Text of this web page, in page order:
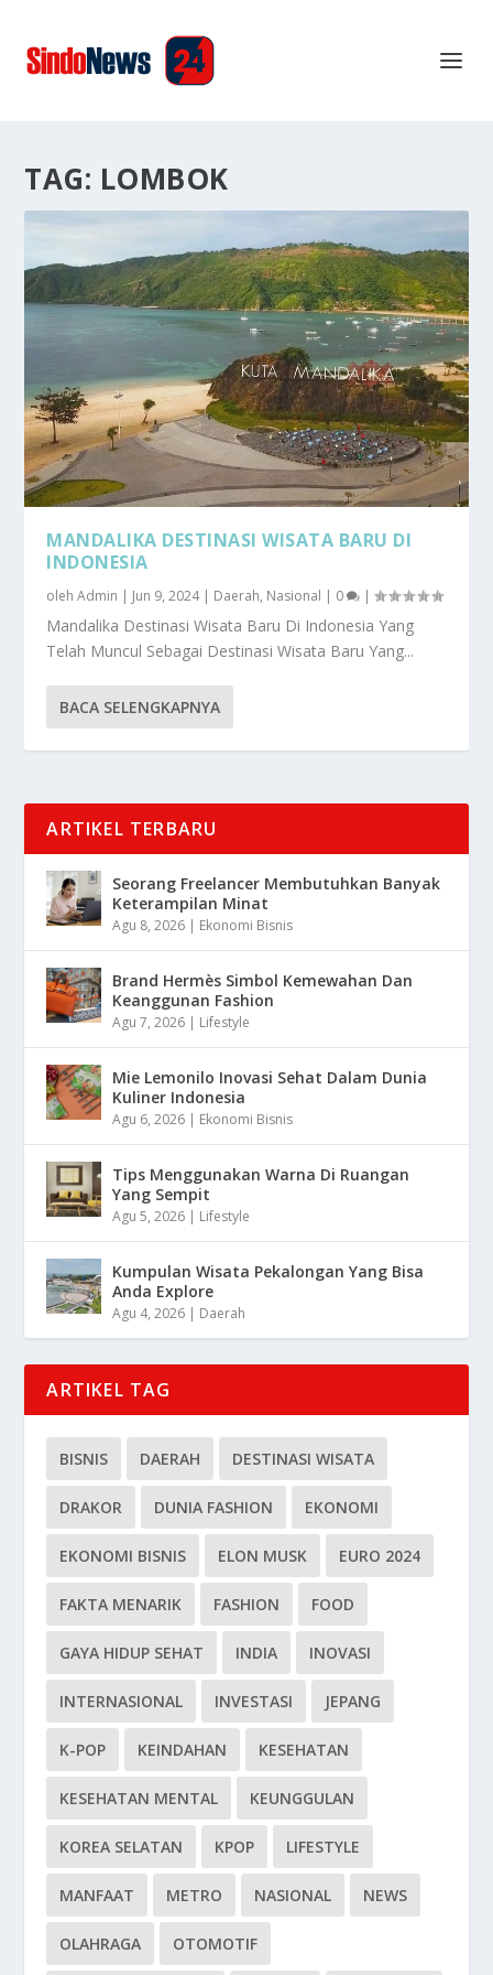
TAG: LOMBOK
MANDALIKA DESTINASI WISATA BARU DI
INDONESIA
olehAdmin | Jun 9, 2024| Daerah, Nasional | 0 |
Mandalika Destinasi Wisata Baru Di Indonesia Yang
Telah Muncul Sebagai Destinasi Wisata Baru Yang...
BACA SELENGKAPNYA
ARTIKEL TERBARU
Seorang Freelancer Membutuhkan Banyak
Keterampilan Minat
Agu 8, 2026 | Ekonomi Bisnis
Brand Hermès Simbol Kemewahan Dan
Keanggunan Fashion
Agu 7, 2026 | Lifestyle
Mie Lemonilo Inovasi Sehat Dalam Dunia
Kuliner Indonesia
Agu 6, 2026 | Ekonomi Bisnis
Tips Menggunakan Warna Di Ruangan
Yang Sempit
Agu 5, 2026 | Lifestyle
Kumpulan Wisata Pekalongan Yang Bisa
Anda Explore
Agu 4, 2026 | Daerah
ARTIKEL TAG
BISNIS DAERAH DESTINASI WISATA
DRAKOR DUNIA FASHION EKONOMI
EKONOMI BISNIS ELON MUSK EURO 2024
FAKTA MENARIK FASHION FOOD
GAYA HIDUP SEHAT INDIA INOVASI
INTERNASIONAL INVESTASI JEPANG
K-POP KEINDAHAN KESEHATAN
KESEHATAN MENTAL KEUNGGULAN
KOREA SELATAN KPOP LIFESTYLE
MANFAAT METRO NASIONAL NEWS
OLAHRAGA OTOMOTIF